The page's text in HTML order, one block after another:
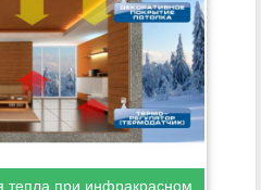
тепла при инфракрасном